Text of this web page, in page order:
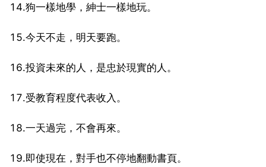
14.狗一樣地學，紳士一樣地玩。
15.今天不走，明天要跑。
16.投資未來的人，是忠於現實的人。
17.受教育程度代表收入。
18.一天過完，不會再來。
19.即使現在，對手也不停地翻動書頁。